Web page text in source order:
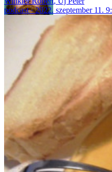
podcast
2022. szeptember 11.